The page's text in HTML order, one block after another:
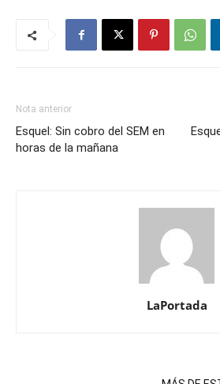
Nota anterior
Esquel: Sin cobro del SEM en
horas de la mañana
LaPortada